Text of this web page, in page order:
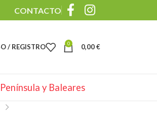
CONTACTO
/ REGISTRO 0 0,00€
y Baleares